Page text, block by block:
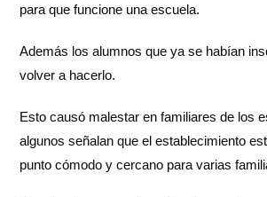
para que funcione una escuela.
Además los alumnos que ya se habían
volver a hacerlo.
Esto causó malestar en familiares de los
algunos señalan que el establecimiento
punto cómodo y cercano para varias